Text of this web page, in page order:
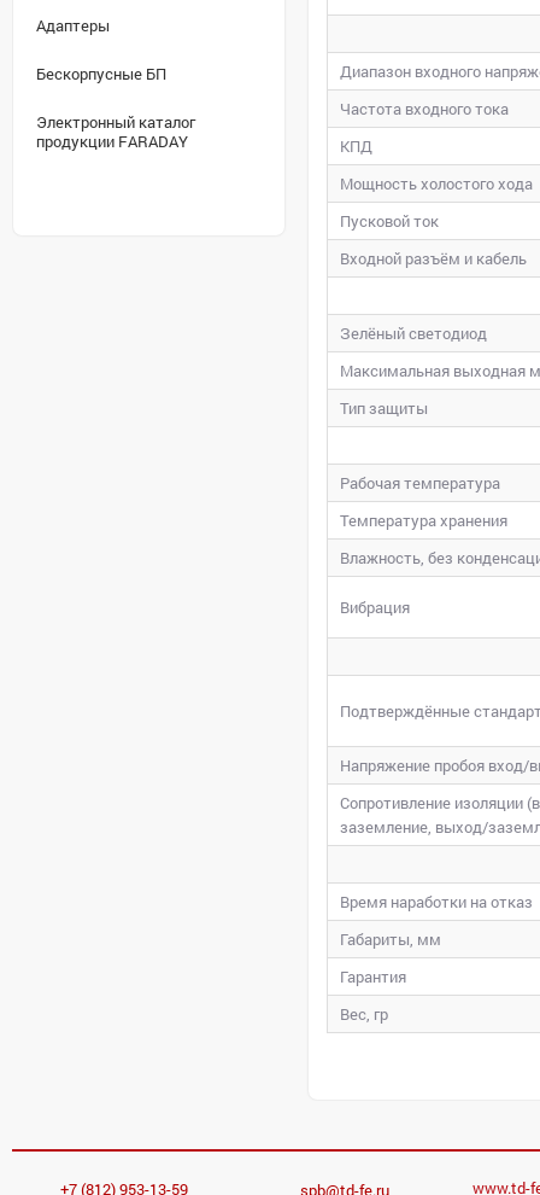
Адаптеры
Бескорпусные БП
Электронный каталог
продукции FARADAY
Диапазон входного
Частота входного тока
КПД
Мощность холостого хода
Пусковой ток
Входной разъём и кабель
Зелёный светодиод
Максимальная выходная
Тип защиты
Рабочая температура
Температура хранения
Влажность, без
Вибрация
Подтверждённые
Напряжение пробоя вход/
Сопротивление изоляции
заземление, выход/
Время наработки на отказ
Габариты, мм
Гарантия
Вес, гр
+7 (812) 953-13-59 spb@td-fe.ru www.td-